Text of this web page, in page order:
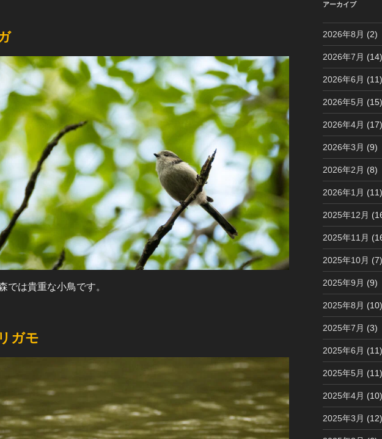
では貴重な小鳥です。
ガモ
アーカイブ
2026年8月 (2)
2026年7月 (14)
2026年6月 (11)
2026年5月 (15)
2026年4月 (17)
2026年3月 (9)
2026年2月 (8)
2026年1月 (11)
2025年12月
2025年11月
2025年10月 (7)
2025年9月 (9)
2025年8月 (10)
2025年7月 (3)
2025年6月 (11)
2025年5月 (11)
2025年4月 (10)
2025年3月 (12)